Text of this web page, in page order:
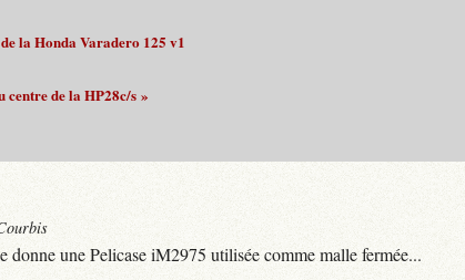
la Honda Varadero 125 v1
centre de la HP28c/s »
donne une Pelicase iM2975 utilisée comme malle fermée...